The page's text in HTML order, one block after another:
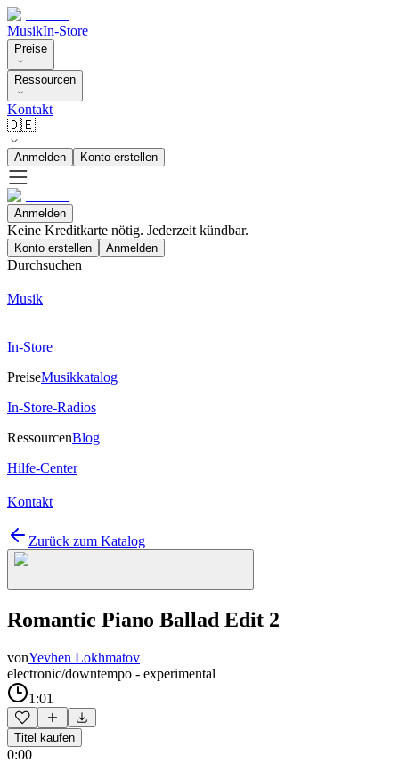
MusikIn-Store
Preise
Ressourcen
Kontakt
🇩🇪
Anmelden Konto erstellen
Anmelden
Keine Kreditkarte nötig. Jederzeit kündbar.
Konto erstellen Anmelden
Durchsuchen
Musik
In-Store
PreiseMusikkatalog
In-Store-Radios
RessourcenBlog
Hilfe-Center
Kontakt
Zurück zum Katalog
Romantic Piano Ballad Edit 2
vonYevhen Lokhmatov
electronic/downtempo - experimental
1:01
Titel kaufen
0:00